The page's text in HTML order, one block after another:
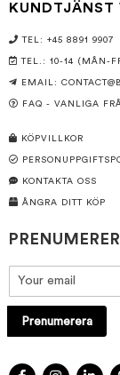
KUNDTJÄNST
TEL: +45 8891 9907
TEL.: 10-14 (MÅN-
EMAIL:
FAQ - VANLIGA
KÖPVILLKOR
KONTAKTA OSS
ÅNGRA DITT KÖP
Prenumerera